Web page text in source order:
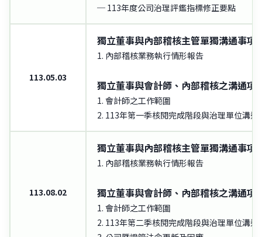
─ 113年度公司治理評鑑指標修正要點
113.05.03
獨立董事與內部稽核主管單獨溝通事項
1. 內部稽核業務執行情形報告
獨立董事與會計師、內部稽核之溝通項
1. 會計師之工作範圍
2. 113年第一季核閱完成階段與治理單位溝通
113.08.02
獨立董事與內部稽核主管單獨溝通事項
1. 內部稽核業務執行情形報告
獨立董事與會計師、內部稽核之溝通項
1. 會計師之工作範圍
2. 113年第二季核閱完成階段與治理單位溝通